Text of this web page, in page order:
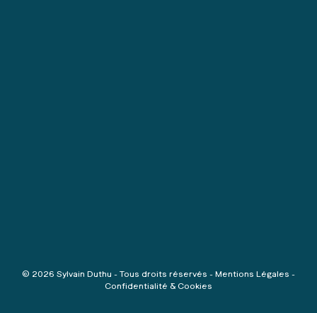
© 2026 Sylvain Duthu - Tous droits réservés - Mentions Légales -
Confidentialité & Cookies